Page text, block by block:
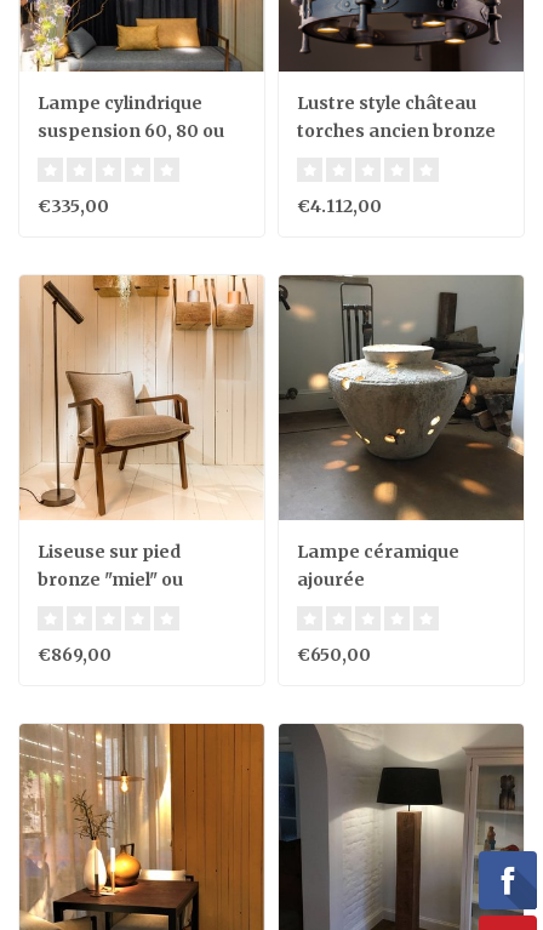
Lampe cylindrique
suspension 60, 80 ou
€335,00
Lustre style château
torches ancien bronze
€4.112,00
Liseuse sur pied
bronze "miel" ou
€869,00
Lampe céramique
ajourée
€650,00